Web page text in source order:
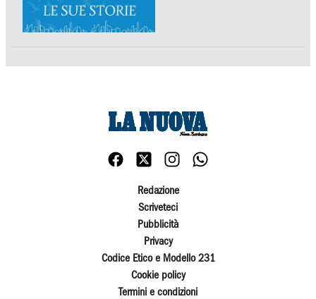
Redazione
Scriveteci
Pubblicità
Privacy
Codice Etico e Modello 231
Cookie policy
Termini e condizioni